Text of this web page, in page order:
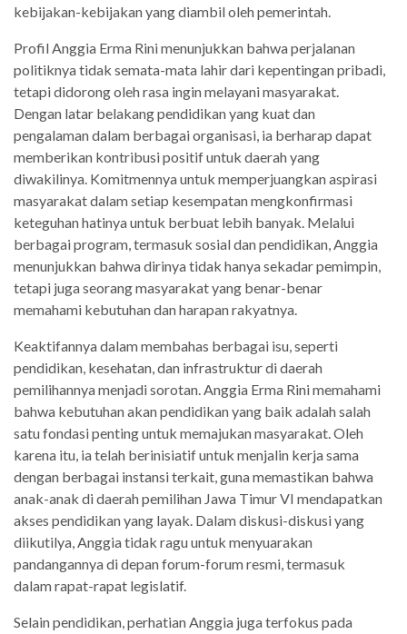
kebijakan-kebijakan yang diambil oleh pemerintah.
Profil Anggia Erma Rini menunjukkan bahwa perjalanan
politiknya tidak semata-mata lahir dari kepentingan pribadi,
tetapi didorong oleh rasa ingin melayani masyarakat.
Dengan latar belakang pendidikan yang kuat dan
pengalaman dalam berbagai organisasi, ia berharap dapat
memberikan kontribusi positif untuk daerah yang
diwakilinya. Komitmennya untuk memperjuangkan aspirasi
masyarakat dalam setiap kesempatan mengkonfirmasi
keteguhan hatinya untuk berbuat lebih banyak. Melalui
berbagai program, termasuk sosial dan pendidikan, Anggia
menunjukkan bahwa dirinya tidak hanya sekadar pemimpin,
tetapi juga seorang masyarakat yang benar-benar
memahami kebutuhan dan harapan rakyatnya.
Keaktifannya dalam membahas berbagai isu, seperti
pendidikan, kesehatan, dan infrastruktur di daerah
pemilihannya menjadi sorotan. Anggia Erma Rini memahami
bahwa kebutuhan akan pendidikan yang baik adalah salah
satu fondasi penting untuk memajukan masyarakat. Oleh
karena itu, ia telah berinisiatif untuk menjalin kerja sama
dengan berbagai instansi terkait, guna memastikan bahwa
anak-anak di daerah pemilihan Jawa Timur VI mendapatkan
akses pendidikan yang layak. Dalam diskusi-diskusi yang
diikutilya, Anggia tidak ragu untuk menyuarakan
pandangannya di depan forum-forum resmi, termasuk
dalam rapat-rapat legislatif.
Selain pendidikan, perhatian Anggia juga terfokus pada